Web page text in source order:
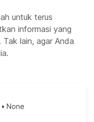
untuk terus
informasi yang
lain, agar Anda
• None